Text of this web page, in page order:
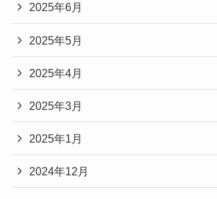
2025年6月
2025年5月
2025年4月
2025年3月
2025年1月
2024年12月